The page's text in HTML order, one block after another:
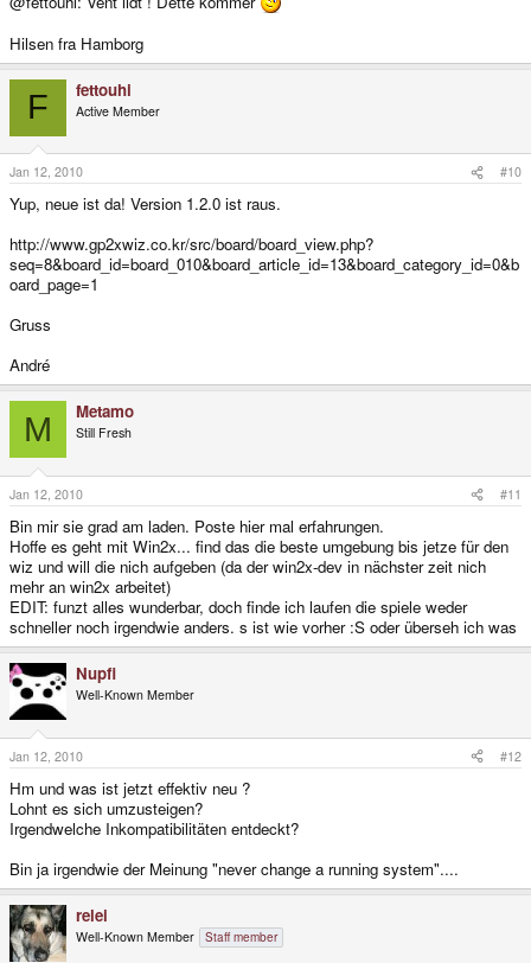
Hilsen fra Hamborg
F fettouhi
Active Member
Jan 12, 2010 #10
Yup, neue ist da! Version 1.2.0 ist raus.
http://www.gp2xwiz.co.kr/src/board/board_view.php?
seq=8&board_id=board_010&board_article_id=13&board_category_id=0&b
oard_page=1
Gruss
André
M Metamo
Still Fresh
Jan 12, 2010 #11
Bin mir sie grad am laden. Poste hier mal erfahrungen.
Hoffe es geht mit Win2x... find das die beste umgebung bis jetze für den
wiz und will die nich aufgeben (da der win2x-dev in nächster zeit nich
mehr an win2x arbeitet)
EDIT: funzt alles wunderbar, doch finde ich laufen die spiele weder
schneller noch irgendwie anders. s ist wie vorher :S oder überseh ich was
Nupfi
Well-Known Member
Jan 12, 2010 #12
Hm und was ist jetzt effektiv neu ?
Lohnt es sich umzusteigen?
Irgendwelche Inkompatibilitäten entdeckt?
Bin ja irgendwie der Meinung "never change a running system"....
relei
Well-Known Member Staff member